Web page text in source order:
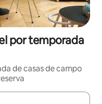
por temporada
de casas de campo